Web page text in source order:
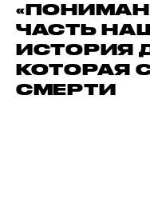
ЧАСТЬ
ИСТОРИЯ
КОТОРАЯ
СМЕРТИ